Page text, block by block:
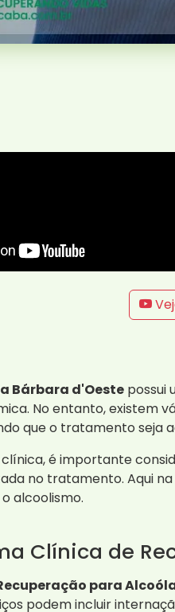
Bárbara d'Oeste possui
No entanto, existem
que o tratamento seja
é importante
no tratamento. Aqui
alcoolismo.
Clínica de
para
podem incluir